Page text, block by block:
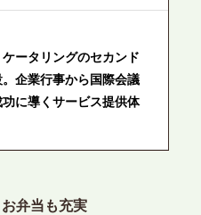
ータリングのセカンド
企業行事から国際会議
に導くサービス提供体
ータリングのセカンド
弁当も充実